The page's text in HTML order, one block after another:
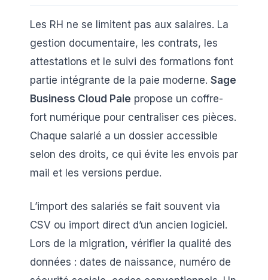
Les RH ne se limitent pas aux salaires. La
gestion documentaire, les contrats, les
attestations et le suivi des formations font
partie intégrante de la paie moderne. Sage
Business Cloud Paie propose un coffre-
fort numérique pour centraliser ces pièces.
Chaque salarié a un dossier accessible
selon des droits, ce qui évite les envois par
mail et les versions perdue.
L’import des salariés se fait souvent via
CSV ou import direct d’un ancien logiciel.
Lors de la migration, vérifier la qualité des
données : dates de naissance, numéro de